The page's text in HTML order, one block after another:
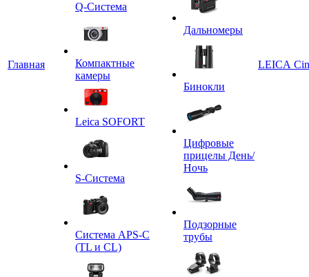
Главная
Q-Cистема
Компактные
камеры
Leica SOFORT
S-Система
Система APS-C
(TL и CL)
Дальномеры
Бинокли
Цифровые
прицелы День/
Ночь
Подзорные
трубы
LEICA